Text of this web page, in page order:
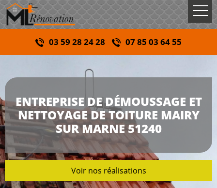
03 59 28 24 28 07 85 03 64 55
ENTREPRISE DE DÉMOUSSAGE ET
NETTOYAGE DE TOITURE MAIRY
SUR MARNE 51240
Voir nos réalisations